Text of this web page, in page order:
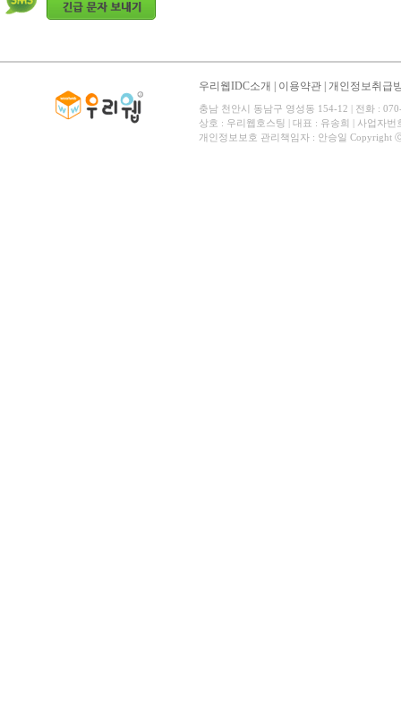
우리웹IDC소개 이용약관 개인정보취급
충남 천안시 동남구 영성동 154-12 | 전화 :
상호 : 우리웹호스팅 | 대표 : 유송희 | 사업자
개인정보보호 관리책임자 : 안승일 Copyright